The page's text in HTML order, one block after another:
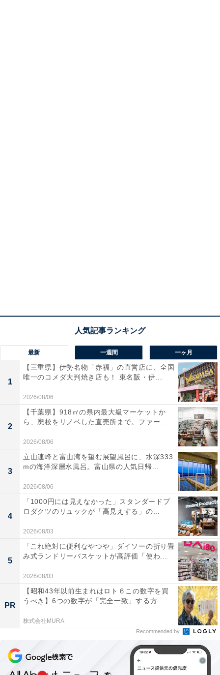
最新 一週間 一ヶ月
1
【三重県】伊勢名物「赤福」の直営店に、全国
唯一のコメダ大判焼き店も！ 東名阪・伊...
2026/08/06
2
【千葉県】918㎡の県内最大級マーケットか
ら、廃校をリノベした直売所まで。ファー...
2026/08/06
3
立山連峰と富山湾を望む展望風呂に、水深333
mの海洋深層水風呂。富山県の人気日帰...
2026/08/06
4
「1000円には見えなかった」スタンダードプ
ロダクツのリュックが「高見えする」の...
2026/08/03
5
「これ絶対に便利なやつや」ダイソーの折り畳
み式ランドリーバスケットが高評価「使わ...
2026/08/03
PR
【昭和43年以前生まれはロト６この数字を買
うべき】6つの数字が「完全一致」する方...
株式会社MURA
Recommended by